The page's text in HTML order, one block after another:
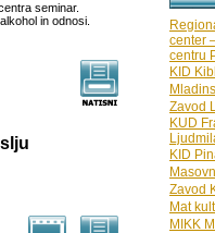
seminar.
in odnosi.
center
centru
KID
Zavod
KUD
KID
Zavod
Mat
MIKK